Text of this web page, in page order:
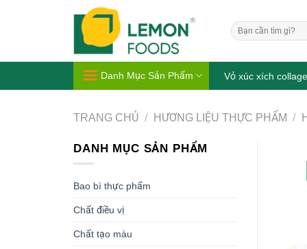
Tìm
kiếm:
Danh Mục Sản Phẩm Vỏ xúc xích
TRANG CHỦ / HƯƠNG LIỆU THỰC PHẨM /
DANH MỤC SẢN PHẨM
Bao bì thực phẩm
Chất điều vị
Chất tạo màu